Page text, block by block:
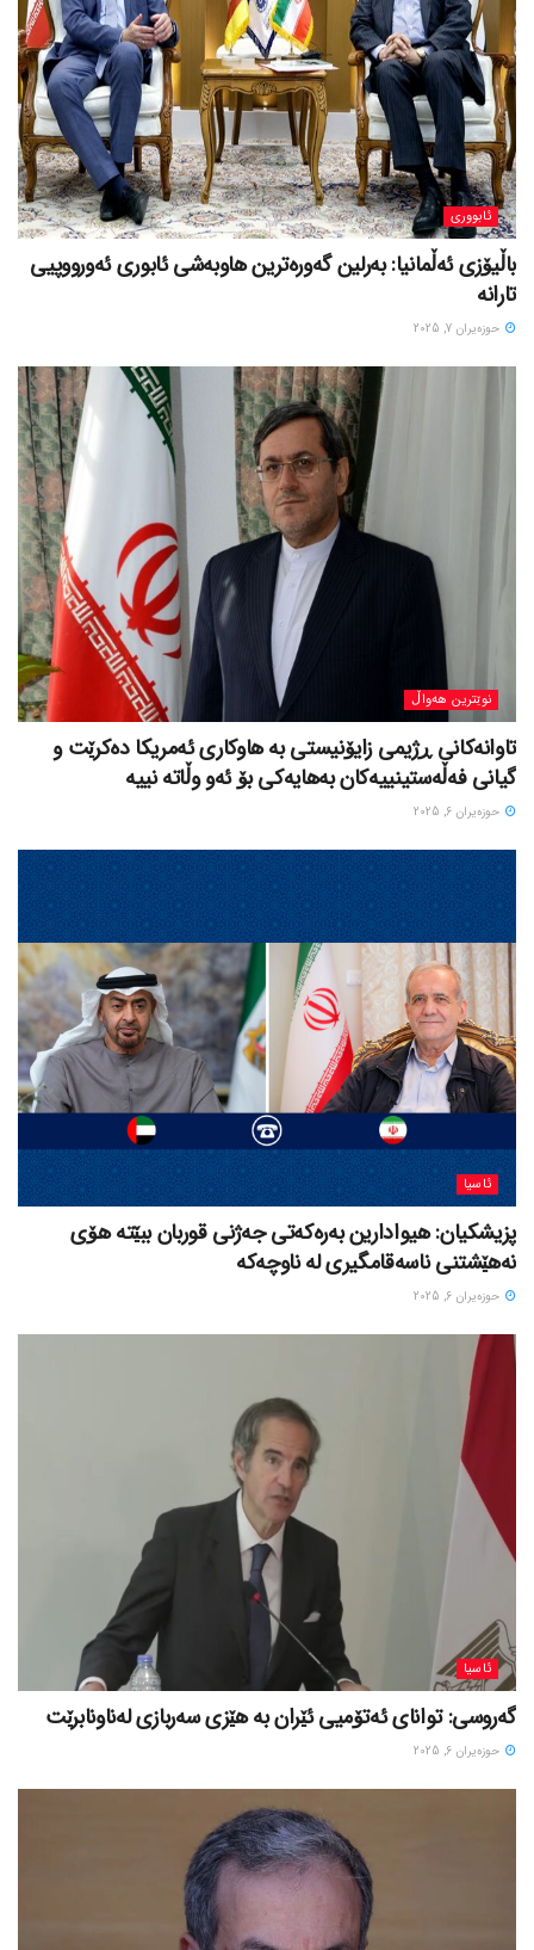
ئابووری
باڵیۆزی ئەڵمانیا: بەرلین گەورەترین هاوبەشی ئابوری ئەورووپیی
تارانە
حوزه‌یران 7, 2025
نوێترین هەواڵ
تاوانەکانی ڕژیمی زایۆنیستی بە هاوکاری ئەمریکا دەکرێت و
گیانی فەڵەستینییەکان بەهایەکی بۆ ئەو وڵاتە نییە
حوزه‌یران 6, 2025
ئاسیا
پزیشکیان: هیوادارین بەرەکەتی جەژنی قوربان ببێتە هۆی
نەهێشتنی ناسەقامگیری لە ناوچەکە
حوزه‌یران 6, 2025
ئاسیا
گەروسی: توانای ئەتۆمیی ئێران بە هێزی سەربازی لەناونابرێت
حوزه‌یران 6, 2025